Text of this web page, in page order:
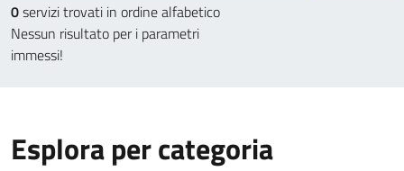
0servizi trovati in ordine alfabetico
Nessun risultato per i parametri
immessi!
Esplora per categoria